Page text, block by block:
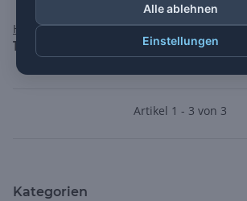
HiDrive Business PRO
149,00 €
Artikel 1 - 3 von 3
Kategorien
Einstellungen
Alle ablehnen